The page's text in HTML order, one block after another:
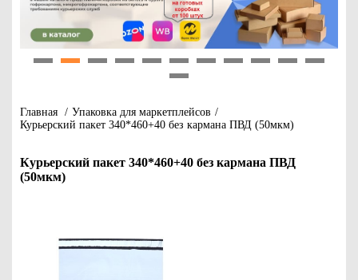
Главная / Упаковка для маркетплейсов /
Курьерский пакет 340*460+40 без кармана ПВД (50мкм)
Курьерский пакет 340*460+40 без кармана ПВД
(50мкм)